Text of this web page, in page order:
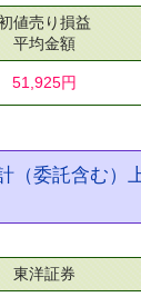
値売り損益
平均金額
51,925円
（委託含む）
東洋証券